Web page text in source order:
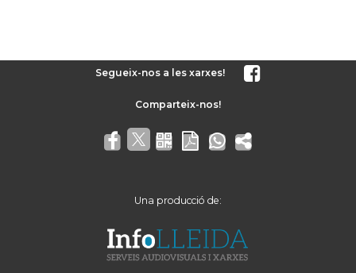
Segueix-nos a les xarxes!
Una producció de: